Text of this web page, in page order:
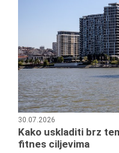
30.07.2026
Kako uskladiti brz
fitnes ciljevima